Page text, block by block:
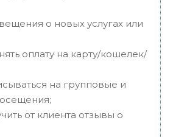
о новых услугах или
оплату на карту/кошелек/
на групповые и
от клиента отзывы о